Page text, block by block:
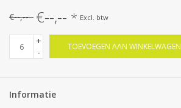
€--,-- €--,-- * Excl. btw
+
-
TOEVOEGEN AAN WINKELWAGEN
Informatie